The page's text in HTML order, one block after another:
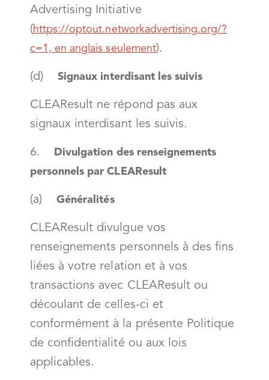
Advertising Initiative
(https://optout.networkadvertising.org/?
c=1, en anglais seulement).
(d)Signaux interdisant les suivis
CLEAResult ne répond pas aux
signaux interdisant les suivis.
6.
Divulgation des renseignements
personnels par CLEAResult
(a)Généralités
CLEAResult divulgue vos
renseignements personnels à des fins
liées à votre relation et à vos
transactions avec CLEAResult ou
découlant de celles-ci et
conformément à la présente Politique
de confidentialité ou aux lois
applicables.